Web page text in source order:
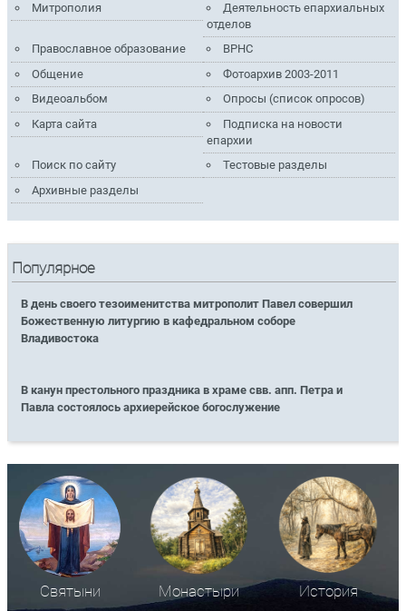
Митрополия
Деятельность епархиальных
отделов
Православное образование
ВРНС
Общение
Фотоархив 2003-2011
Видеоальбом
Опросы (список опросов)
Карта сайта
Подписка на новости
епархии
Поиск по сайту
Тестовые разделы
Архивные разделы
Популярное
В день своего тезоименитства митрополит Павел совершил
Божественную литургию в кафедральном соборе
Владивостока
В канун престольного праздника в храме свв. апп. Петра и
Павла состоялось архиерейское богослужение
Святыни Монастыри История